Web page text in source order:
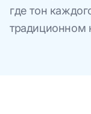
где тон
традиционном